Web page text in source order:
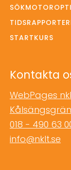
STARTKURS
Kontakta
WebPages
018 - 490 63
info@nklt.se